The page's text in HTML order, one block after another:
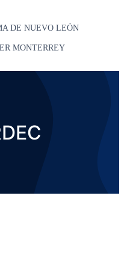
DE NUEVO LEÓN
MONTERREY